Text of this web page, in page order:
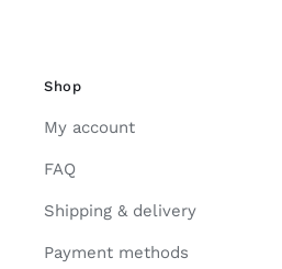
Shop
My account
FAQ
Shipping & delivery
Payment methods